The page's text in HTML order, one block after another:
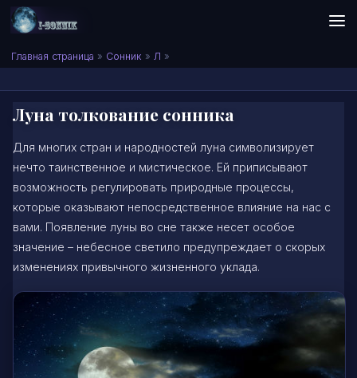
Skip to content
Сонник I-SONNIK.COM
Главная страница » Сонник » Л »
Луна толкование сонника
Для многих стран и народностей луна символизирует
нечто таинственное и мистическое. Ей приписывают
возможность регулировать природные процессы,
которые оказывают непосредственное влияние на нас с
вами. Появление луны во сне также несет особое
значение – небесное светило предупреждает о скорых
изменениях привычного жизненного уклада.